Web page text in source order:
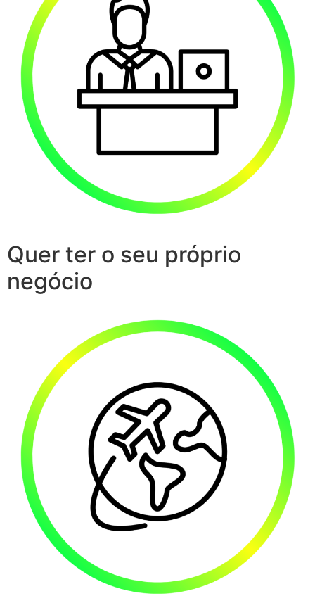
Quer ter o seu próprio
negócio